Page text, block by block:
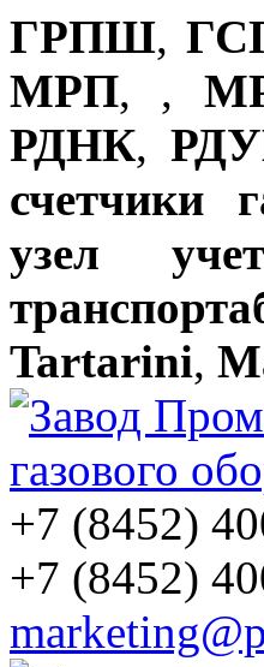
ГРПШ,
МРП, ,
РДНК,
счетчики
узел
Tartarini,
+7 (8452)
+7 (8452)